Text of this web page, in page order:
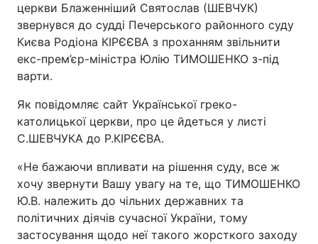
церкви Блаженніший Святослав (ШЕВЧУК)
звернувся до судді Печерського районного суду
Києва Родіона КІРЄЄВА з проханням звільнити
екс-прем’єр-міністра Юлію ТИМОШЕНКО з-під
варти.
Як повідомляє сайт Української греко-
католицької церкви, про це йдеться у листі
С.ШЕВЧУКА до Р.КІРЄЄВА.
«Не бажаючи впливати на рішення суду, все ж
хочу звернути Вашу увагу на те, що ТИМОШЕНКО
Ю.В. належить до чільних державних та
політичних діячів сучасної України, тому
застосування щодо неї такого жорсткого заходу